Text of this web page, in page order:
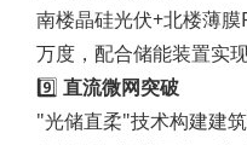
南楼晶硅光伏+北楼薄
万度，配合储能装置实现
9️⃣ 直流微网突破
"光储直柔"技术构建建